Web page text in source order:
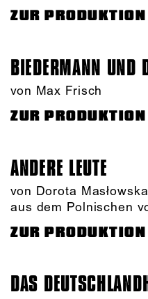
ZUR PRODUKTION
BIEDERMANN UND
von Max Frisch
ZUR PRODUKTION
ANDERE LEUTE
von Dorota Masłowska
aus dem Polnischen
ZUR PRODUKTION
DAS